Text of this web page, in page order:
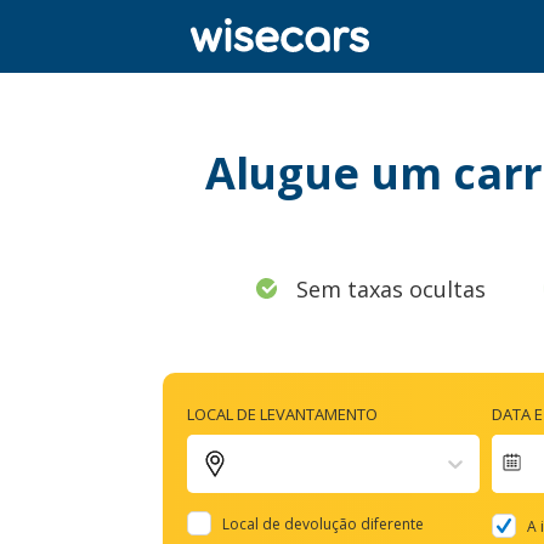
Alugue um
Sem taxas ocultas
LOCAL DE LEVANTAMENTO
Local de devolução diferente
DATA
to
A